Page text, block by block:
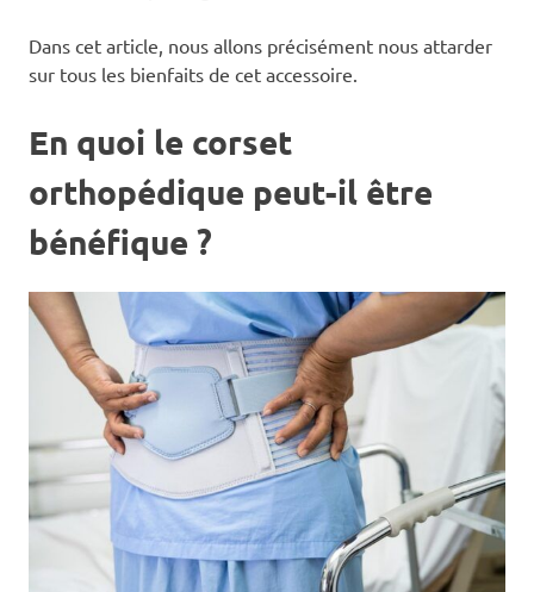
Dans cet article, nous allons précisément nous attarder
sur tous les bienfaits de cet accessoire.
En quoi le corset
orthopédique peut-il être
bénéfique ?